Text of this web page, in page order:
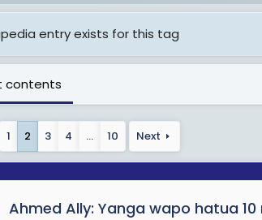
entry exists for this tag
contents
1 2 3 4 … 10 Next
Ahmed Ally: Yanga wapo hatua